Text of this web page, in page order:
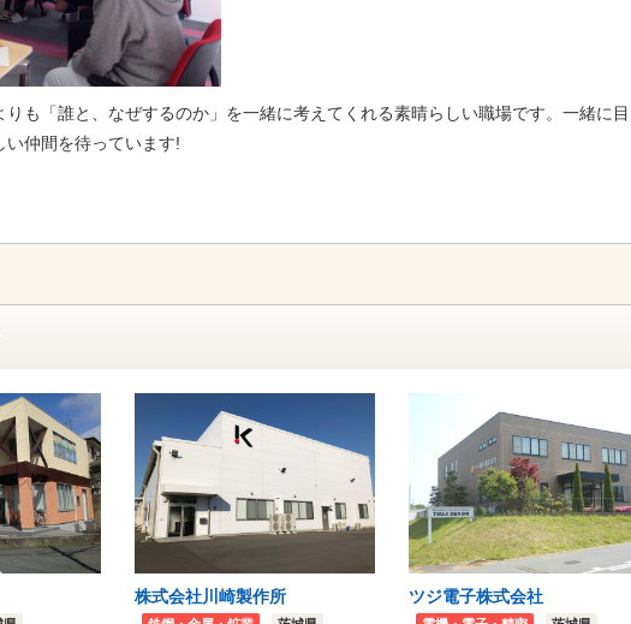
りも「誰と、なぜするのか」を一緒に考えてくれる素晴らしい職場です。一緒に目
い仲間を待っています!
株式会社川崎製作所 ツジ電子株式会社